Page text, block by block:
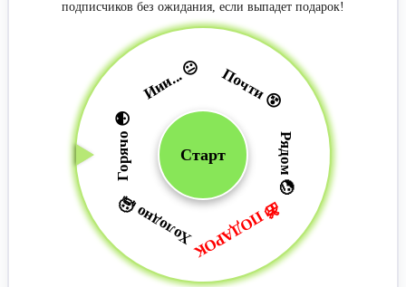
подписчиков без ожидания, если выпадет подарок!
Иии... 😐 Почти 😵‍
Рядом 🤕
🎁 ПОДАРОК
Холодно 🥶
Горячо 😳 Старт